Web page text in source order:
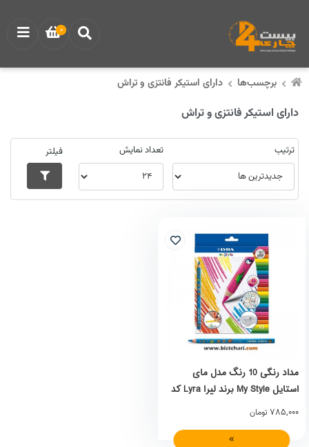
برچسب‌ها دارای استیکر فانتزی و تراش
دارای استیکر فانتزی و تراش
ترتیب تعداد نمایش فیلتر
مداد رنگی 10 رنگ مدل مای
استایل My Style برند لیرا Lyra کد
3751100
785,000 تومان
0